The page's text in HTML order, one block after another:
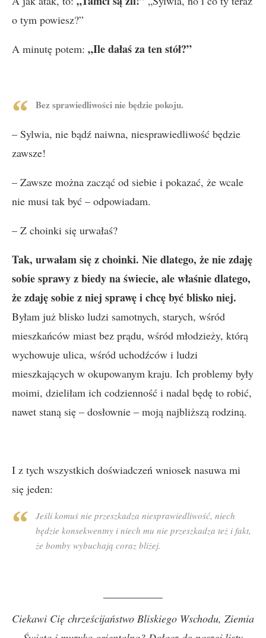
o tym powiesz?”
A minutę potem: „Ile dałaś za ten stół?”
Bez sprawiedliwości nie będzie pokoju.
– Sylwia, nie bądź naiwna, niesprawiedliwość będzie
zawsze!
– Zawsze można zacząć od siebie i pokazać, że wcale
nie musi tak być – odpowiadam.
– Z choinki się urwałaś?
Tak, urwałam się z choinki. Nie dlatego, że nie zdaję
sobie sprawy z biedy na świecie, ale właśnie dlatego,
że zdaję sobie z niej sprawę i chcę być blisko niej.
Byłam już blisko ludzi samotnych, starych, wśród
mieszkańców miast bez prądu, wśród młodzieży, którą
wychowuje ulica, wśród uchodźców i ludzi
mieszkających w okupowanym kraju. Ich problemy były
moimi, dzieliłam ich codzienność i nadal będę to robić,
nawet staną się – dosłownie – moją najbliższą rodziną.
I z tych wszystkich doświadczeń wniosek nasuwa mi
się jeden:
Jeśli komuś nie przeszkadza niesprawiedliwość, niech
będzie konsekwentny i niech mu nie przeszkadza też i fakt,
że bomby wybuchają coraz bliżej.
Ciekawi Cię chrześcijaństwo Bliskiego Wschodu, Ziemia